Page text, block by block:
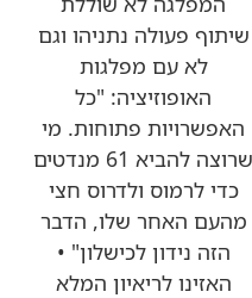
שיתוף פעולה נתניהו וגם
לא עם מפלגות
האופוזיציה: "כל
האפשרויות פתוחות. מי
שרוצה להביא 61 מנדטים
כדי לרמוס ולדרוס חצי
מהעם האחר שלו, הדבר
הזה נידון לכישלון" •
האזינו לריאיון המלא